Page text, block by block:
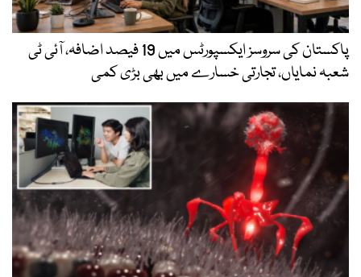
پاکستان کی سروسز ایکسپورٹس میں 19 فیصد اضافہ، آئی ٹی
شعبہ نمایاں، تجارتی خسارے میں بھی بڑی کمی